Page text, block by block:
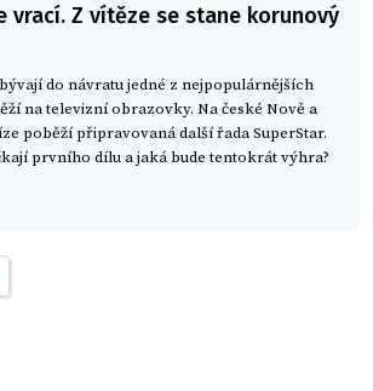
vrací. Z vítěze se stane korunový
do návratu jedné z nejpopulárnějších
na televizní obrazovky. Na české Nově a
poběží připravovaná další řada SuperStar.
prvního dílu a jaká bude tentokrát výhra?